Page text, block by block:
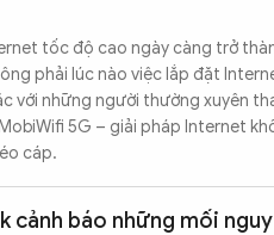
tốc độ cao ngày càng trở
phải lúc nào việc lắp đặt
với những người thường xuyên
5G – giải pháp Internet
cáp.
cảnh báo những mối